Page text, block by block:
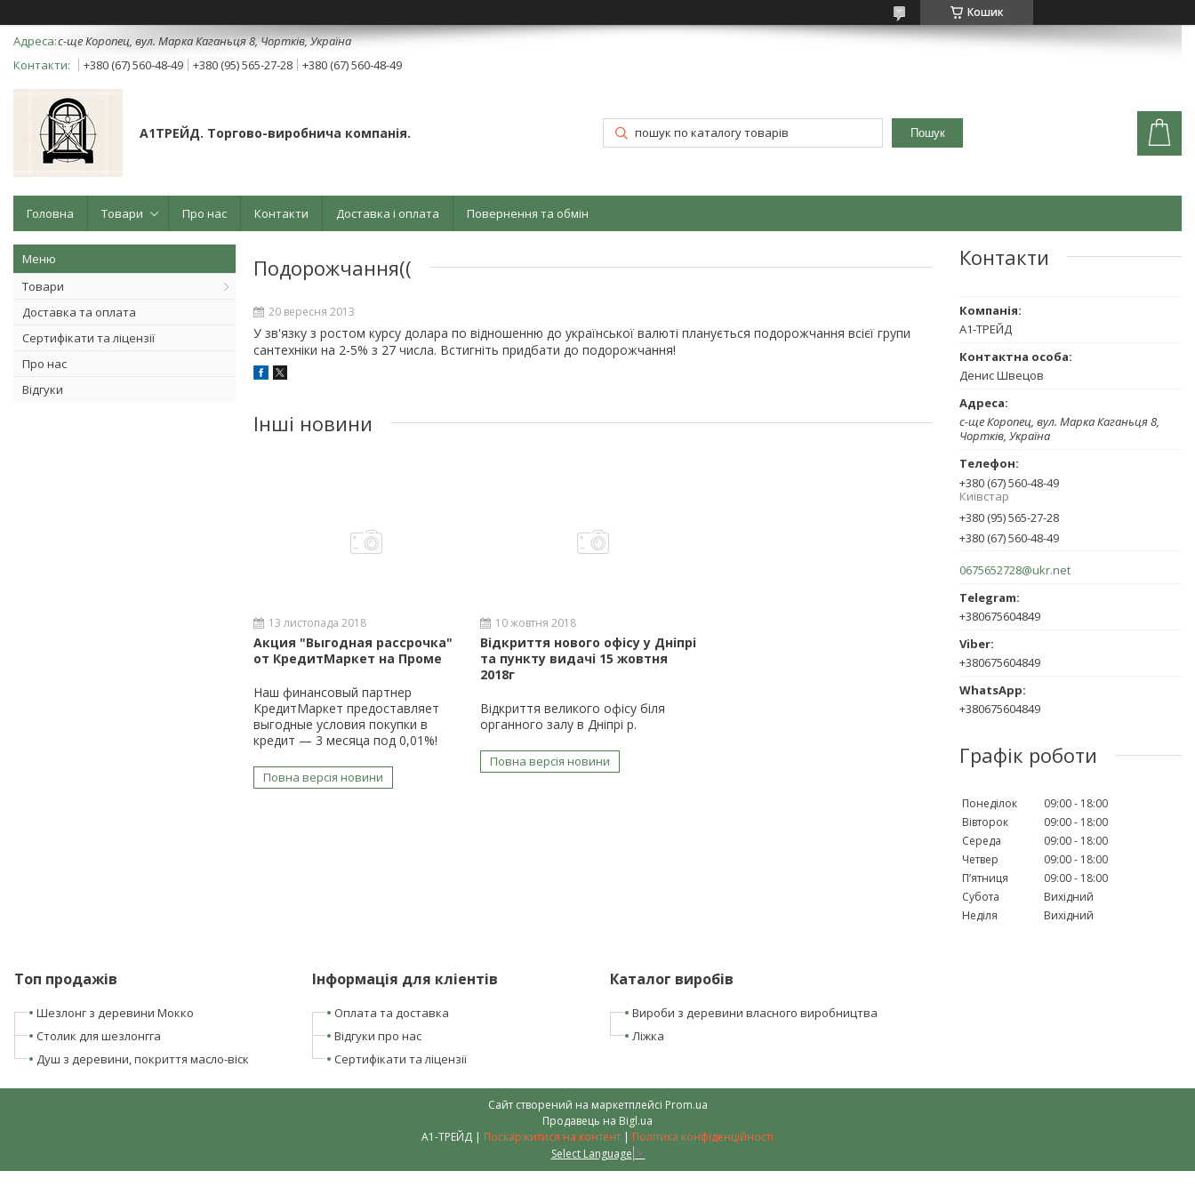
Кошик
с-ще Коропец, вул. Марка Каганьця 8, Чортків, Україна
+380 (67) 560-48-49
+380 (95) 565-27-28 +380 (67) 560-48-49
А1ТРЕЙД. Торгово-виробнича компанія. Пошук
Головна Товари Про нас Контакти Доставка і оплата Повернення та обмін
Товари
Доставка та оплата
Сертифікати та ліцензії
Про нас
Відгуки
Подорожчання((
20 вересня 2013
У зв'язку з ростом курсу долара по відношенню до української валюті планується подорожчання всієї групи
сантехніки на 2-5% з 27 числа. Встигніть придбати до подорожчання!
Інші новини
13 листопада 2018
Акция "Выгодная рассрочка"
от КредитМаркет на Проме
Наш финансовый партнер
КредитМаркет предоставляет
выгодные условия покупки в
кредит — 3 месяца под 0,01%!
Повна версія новини
10 жовтня 2018
Відкриття нового офісу у Дніпрі
та пункту видачі 15 жовтня
2018г
Відкриття великого офісу біля
органного залу в Дніпрі р.
Повна версія новини
Контакти
А1-ТРЕЙД
Денис Швецов
с-ще Коропец, вул. Марка Каганьця 8,
Чортків, Україна
+380 (67) 560-48-49
Київстар
+380 (95) 565-27-28
+380 (67) 560-48-49
0675652728@ukr.net
+380675604849
+380675604849
+380675604849
Графік роботи
Понеділок 09:00
18:00
Вівторок
09:00
18:00
Середа
09:00
18:00
Четвер
09:00
18:00
Пʼятниця
09:00
18:00
Субота
Вихідний
Неділя
Вихідний
Топ продажів
Шезлонг з деревини Мокко
Столик для шезлонгга
Душ з деревини, покриття масло-віск
Інформація для кліентів
Оплата та доставка
Відгуки про нас
Сертифікати та ліцензії
Каталог виробів
Вироби з деревини власного виробництва
Ліжка
Сайт створений на маркетплейсі Prom.ua
Продавець на Bigl.ua
А1-ТРЕЙД | Поскаржитися на контент | Політика конфіденційності
Select Language ▼